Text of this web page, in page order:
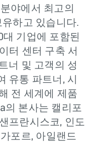
야에서 최고의
하고 있습니다.
기업에 포함된
터 센터 구축 서
너 및 고객의 성
유통 파트너, 시
전 세계에 제품
의 본사는 캘리포
프란시스코, 인도
포르, 아일랜드